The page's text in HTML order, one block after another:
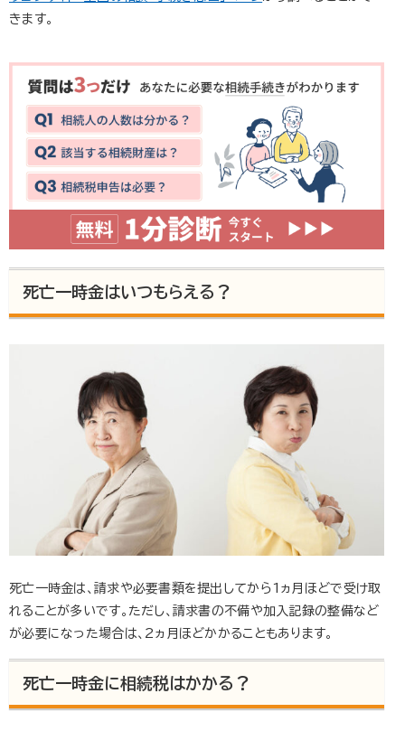
きます。
死亡一時金はいつもらえる？
死亡一時金は、請求や必要書類を提出してから1ヵ月ほどで受け取
れることが多いです。ただし、請求書の不備や加入記録の整備など
が必要になった場合は、2ヵ月ほどかかることもあります。
死亡一時金に相続税はかかる？